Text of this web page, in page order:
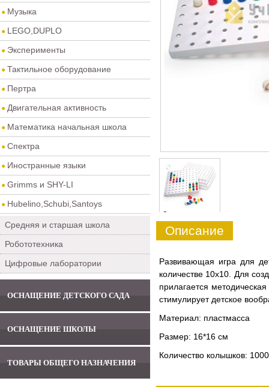
Музыка
LEGO,DUPLO
Эксперименты
Тактильное оборудование
Пертра
Двигательная активность
Математика начальная школа
Спектра
Иностранные языки
Grimms и SHY-LI
Hubelino,Schubi,Santoys
Средняя и старшая школа
Робототехника
Цифровые лаборатории
ОСНАЩЕНИЕ ДЕТСКОГО САДА
ОСНАЩЕНИЕ ШКОЛЫ
ТОВАРЫ ОБЩЕГО НАЗНАЧЕНИЯ
0
Описание
Развивающая игра для
количестве 10х10. Для
прилагается
стимулирует детское
Материал: пластмасса
Размер: 16*16 см
Количество колышков: